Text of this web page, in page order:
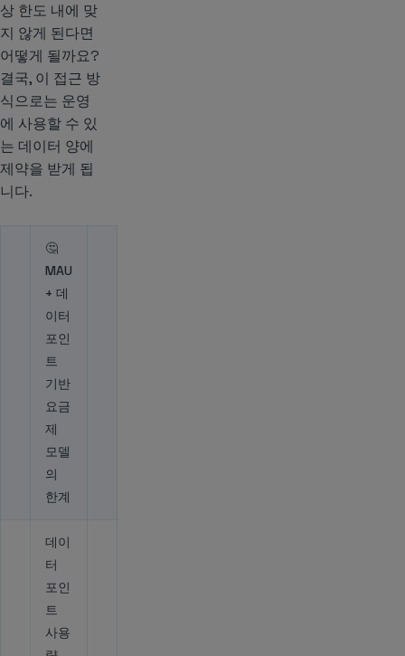
상 한도 내에 맞
지 않게 된다면
어떻게 될까요?
결국, 이 접근 방
식으로는 운영
에 사용할 수 있
는 데이터 양에
제약을 받게 됩
니다.
🤔
MAU
+ 데
이터
포인
트
기반
요금
제
모델
의
한계
데이
터
포인
트
사용